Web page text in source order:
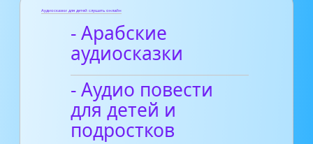
Аудиосказки для детей слушать онлайн
- Арабские
аудиосказки
- Аудио повести
для детей и
подростков